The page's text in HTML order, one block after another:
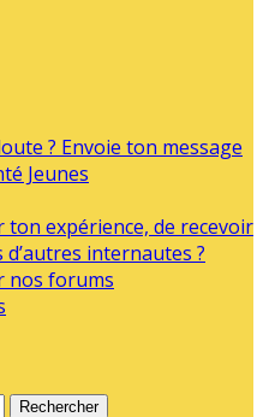
? Envoie ton message
Jeunes
ton expérience, de recevoir
d’autres internautes ?
nos forums
Rechercher